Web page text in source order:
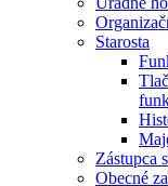
Starosta
Zástupca
Obecné